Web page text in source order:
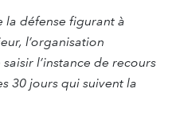
la défense figurant à
l’organisation
l’instance de recours
30 jours qui suivent la